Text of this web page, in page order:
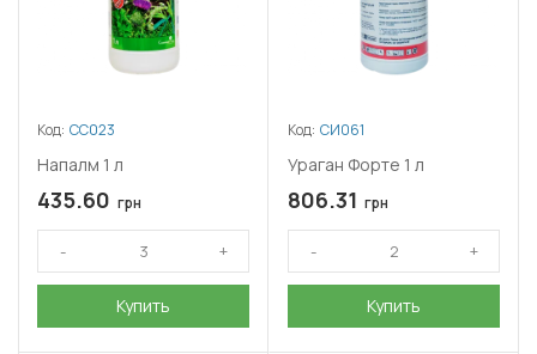
Код: СС023
Напалм 1 л
435.60 грн
Купить
Код: СИ061
Ураган Форте 1 л
806.31 грн
Купить